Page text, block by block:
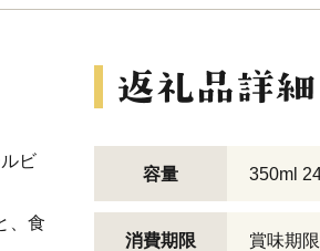
ビ
、食
容量 350ml
消費期限
賞味期